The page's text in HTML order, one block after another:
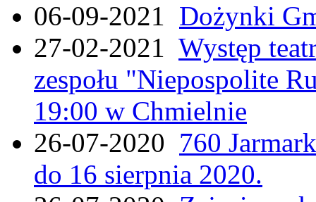
06-09-2021 Dożynki
27-02-2021 Występ
zespołu "Niepospolite
19:00 w Chmielnie
26-07-2020 760
do 16 sierpnia 2020.